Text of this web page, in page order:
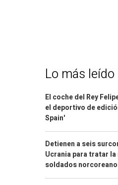
Lo más leído
El coche del Rey
el deportivo de
Spain'
Detienen a seis
Ucrania para tratar
soldados